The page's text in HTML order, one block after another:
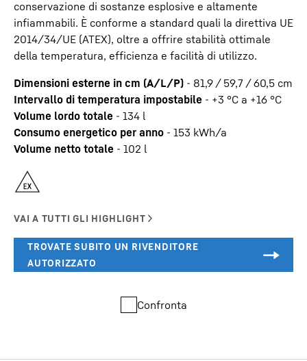
conservazione di sostanze esplosive e altamente
infiammabili. È conforme a standard quali la direttiva UE
2014/34/UE (ATEX), oltre a offrire stabilità ottimale
della temperatura, efficienza e facilità di utilizzo.
Dimensioni esterne in cm (A/L/P) - 81,9 / 59,7 / 60,5 cm
Intervallo di temperatura impostabile - +3 °C a +16 °C
Volume lordo totale - 134 l
Consumo energetico per anno - 153 kWh/a
Volume netto totale - 102 l
Confronta